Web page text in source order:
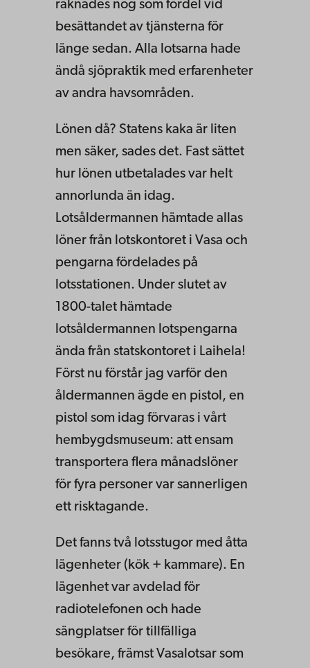
räknades nog som fördel vid
besättandet av tjänsterna för
länge sedan. Alla lotsarna hade
ändå sjöpraktik med erfarenheter
av andra havsområden.
Lönen då? Statens kaka är liten
men säker, sades det. Fast sättet
hur lönen utbetalades var helt
annorlunda än idag.
Lotsåldermannen hämtade allas
löner från lotskontoret i Vasa och
pengarna fördelades på
lotsstationen. Under slutet av
1800-talet hämtade
lotsåldermannen lotspengarna
ända från statskontoret i Laihela!
Först nu förstår jag varför den
åldermannen ägde en pistol, en
pistol som idag förvaras i vårt
hembygdsmuseum: att ensam
transportera flera månadslöner
för fyra personer var sannerligen
ett risktagande.
Det fanns två lotsstugor med åtta
lägenheter (kök + kammare). En
lägenhet var avdelad för
radiotelefonen och hade
sängplatser för tillfälliga
besökare, främst Vasalotsar som